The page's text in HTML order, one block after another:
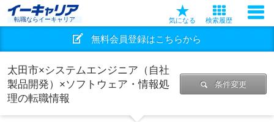
転職ならイーキャリア 気になる 検索履歴
無料会員登録はこちらから
太田市×システムエンジニア（自社
製品開発）×ソフトウェア・情報処
理の転職情報
条件変更